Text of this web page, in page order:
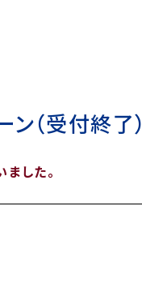
（受付終了）
した。